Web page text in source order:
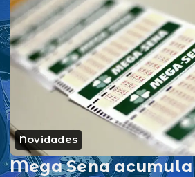
Novidades
Mega Sena acumula